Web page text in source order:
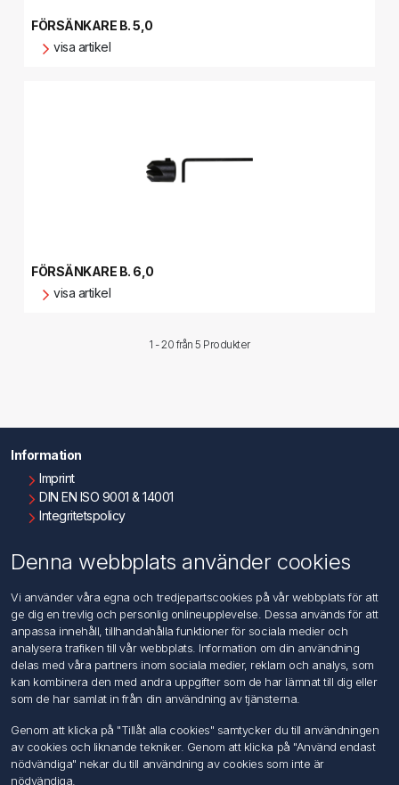
FÖRSÄNKARE B. 5,0
visa artikel
FÖRSÄNKARE B. 6,0
visa artikel
1 - 20 från5 Produkter
Information
Imprint
DIN EN ISO 9001 & 14001
Integritetspolicy
Kontakta oss
Kundtjänst
Sök
Mitt konto
Mina ordrar
Mina adresser
Denna webbplats använder cookies
Vi använder våra egna och tredjepartscookies på vår webbplats för att
ge dig en trevlig och personlig onlineupplevelse. Dessa används för att
anpassa innehåll, tillhandahålla funktioner för sociala medier och
analysera trafiken till vår webbplats. Information om din användning
delas med våra partners inom sociala medier, reklam och analys, som
kan kombinera den med andra uppgifter som de har lämnat till dig eller
som de har samlat in från din användning av tjänsterna.
Genom att klicka på "Tillåt alla cookies" samtycker du till användningen
av cookies och liknande tekniker. Genom att klicka på "Använd endast
nödvändiga" nekar du till användning av cookies som inte är
nödvändiga.